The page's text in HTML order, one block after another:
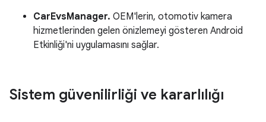
CarEvsManager. OEM'lerin, otomotiv kamera
hizmetlerinden gelen önizlemeyi gösteren Android
Etkinliği'ni uygulamasını sağlar.
Sistem güvenilirliği ve kararlılığı